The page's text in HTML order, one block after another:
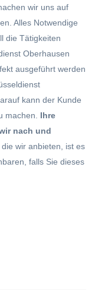
wir uns auf
Alles Notwendige
die Tätigkeiten
Oberhausen
ausgeführt werden
kann der Kunde
machen. Ihre
nach und
wir anbieten, ist es
falls Sie dieses